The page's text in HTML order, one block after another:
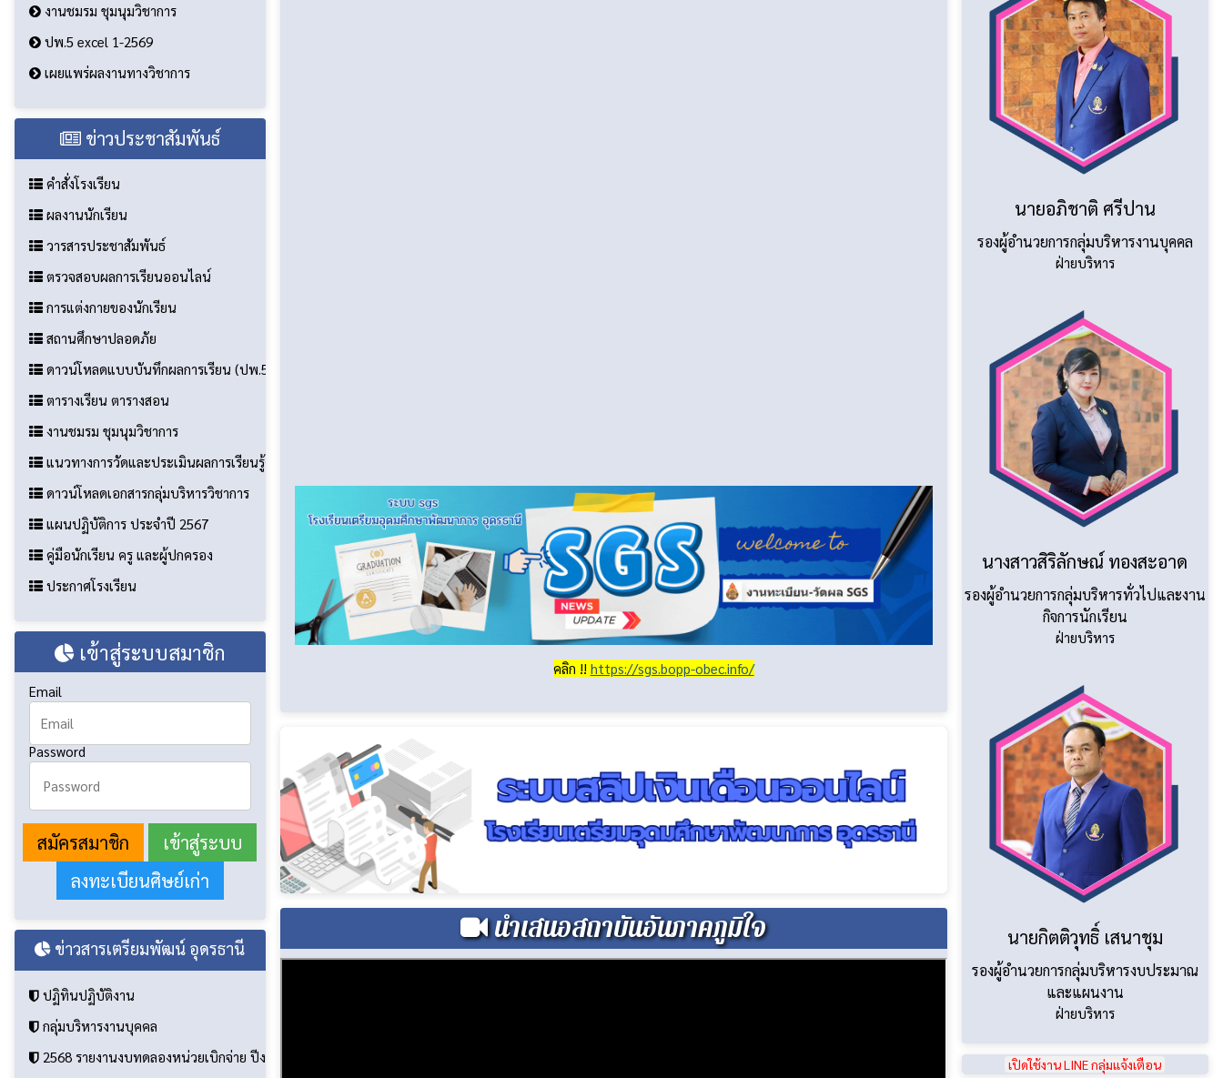
งานชมรม ชุมนุมวิชาการ
ปพ.5 excel 1-2569
เผยแพร่ผลงานทางวิชาการ
ข่าวประชาสัมพันธ์
คำสั่งโรงเรียน
ผลงานนักเรียน
วารสารประชาสัมพันธ์
ตรวจสอบผลการเรียนออนไลน์
การแต่งกายของนักเรียน
สถานศึกษาปลอดภัย
ดาวน์โหลดแบบบันทึกผลการเรียน (ปพ.5)
ตารางเรียน ตารางสอน
งานชมรม ชุมนุมวิชาการ
แนวทางการวัดและประเมินผลการเรียนรู้ตัวชี้วัดระหว่างทาง ตัวชี้วัดปลายทาง และเกณฑ์การตัดสินผลการเรียน
ดาวน์โหลดเอกสารกลุ่มบริหารวิชาการ
แผนปฏิบัติการ ประจำปี 2567
คู่มือนักเรียน ครู และผู้ปกครอง
ประกาศโรงเรียน
เข้าสู่ระบบสมาชิก
Email
Password
สมัครสมาชิก
ลงทะเบียนศิษย์เก่า
ข่าวสารเตรียมพัฒน์ อุดรธานี
ปฏิทินปฏิบัติงาน
กลุ่มบริหารงานบุคคล
2568 รายงานงบทดลองหน่วยเบิกจ่าย ปีงบประมาณ 2568
คลิก !! https://sgs.bopp-obec.info/
นำเสนอสถาบันอันภาคภูมิใจ
นายอภิชาติ ศรีปาน
รองผู้อำนวยการกลุ่มบริหารงานบุคคล
ฝ่ายบริหาร
นางสาวสิริลักษณ์ ทองสะอาด
รองผู้อำนวยการกลุ่มบริหารทั่วไปและงาน
กิจการนักเรียน
ฝ่ายบริหาร
นายกิตติวุทธิ์ เสนาชุม
รองผู้อำนวยการกลุ่มบริหารงบประมาณ
และแผนงาน
ฝ่ายบริหาร
เปิดใช้งาน LINE กลุ่มแจ้งเตือน